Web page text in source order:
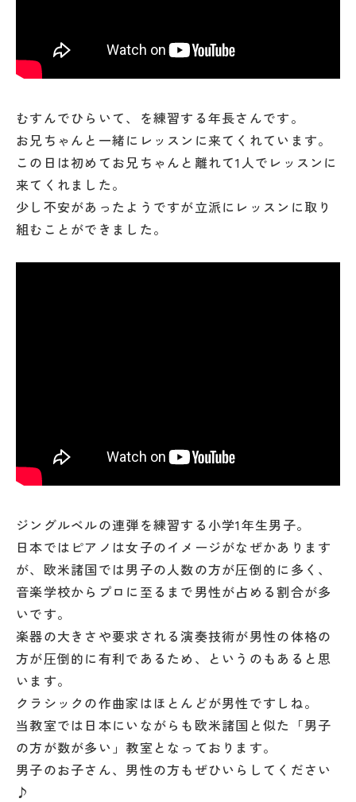
むすんでひらいて、を練習する年長さんです。
お兄ちゃんと一緒にレッスンに来てくれています。
この日は初めてお兄ちゃんと離れて1人でレッスンに
来てくれました。
少し不安があったようですが立派にレッスンに取り
組むことができました。
ジングルベルの連弾を練習する小学1年生男子。
日本ではピアノは女子のイメージがなぜかあります
が、欧米諸国では男子の人数の方が圧倒的に多く、
音楽学校からプロに至るまで男性が占める割合が多
いです。
楽器の大きさや要求される演奏技術が男性の体格の
方が圧倒的に有利であるため、というのもあると思
います。
クラシックの作曲家はほとんどが男性ですしね。
当教室では日本にいながらも欧米諸国と似た「男子
の方が数が多い」教室となっております。
男子のお子さん、男性の方もぜひいらしてください
♪